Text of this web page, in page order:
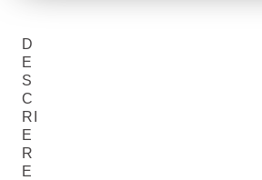
D
E
S
C
RI
E
R
E